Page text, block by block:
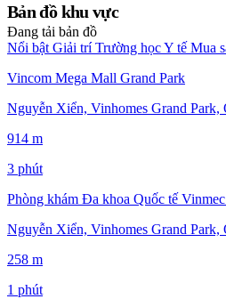
Bản đồ khu vực
Đang tải bản đồ
Nổi bật Giải trí Trường họcY tế Mua
Vincom Mega Mall Grand Park
Nguyễn Xiển, Vinhomes Grand
914 m
3 phút
Phòng khám Đa khoa Quốc tế
Nguyễn Xiển, Vinhomes Grand
258 m
1 phút